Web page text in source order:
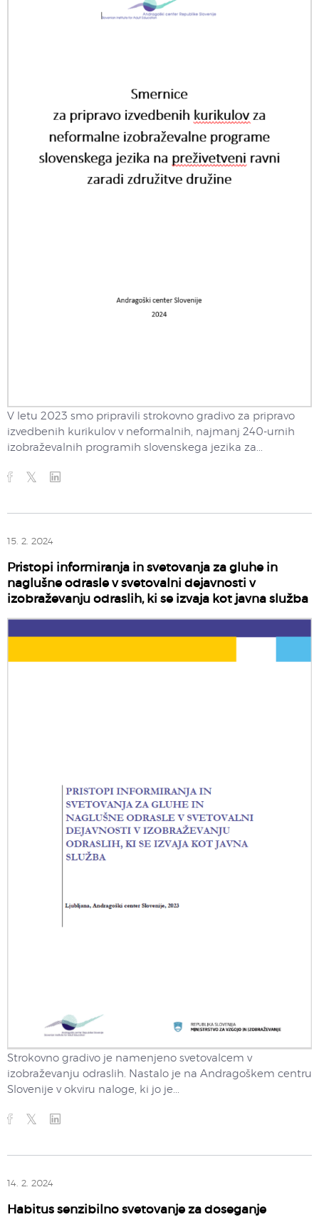
V letu 2023 smo pripravili strokovno gradivo za pripravo
izvedbenih kurikulov v neformalnih, najmanj 240-urnih
izobraževalnih programih slovenskega jezika za...
15. 2. 2024
Pristopi informiranja in svetovanja za gluhe in
naglušne odrasle v svetovalni dejavnosti v
izobraževanju odraslih, ki se izvaja kot javna služba
Strokovno gradivo je namenjeno svetovalcem v
izobraževanju odraslih. Nastalo je na Andragoškem centru
Slovenije v okviru naloge, ki jo je...
14. 2. 2024
Habitus senzibilno svetovanje za doseganje